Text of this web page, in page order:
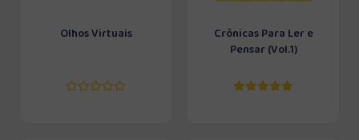
Olhos Virtuais
Crônicas Para Ler e
Pensar (Vol.1)